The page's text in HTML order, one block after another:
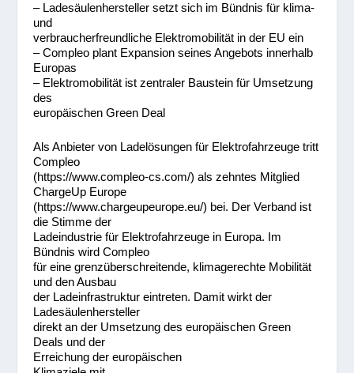
– Ladesäulenhersteller setzt sich im Bündnis für klima-
und
verbraucherfreundliche Elektromobilität in der EU ein
– Compleo plant Expansion seines Angebots innerhalb
Europas
– Elektromobilität ist zentraler Baustein für Umsetzung
des
europäischen Green Deal
Als Anbieter von Ladelösungen für Elektrofahrzeuge tritt
Compleo
(https://www.compleo-cs.com/) als zehntes Mitglied
ChargeUp Europe
(https://www.chargeupeurope.eu/) bei. Der Verband ist
die Stimme der
Ladeindustrie für Elektrofahrzeuge in Europa. Im
Bündnis wird Compleo
für eine grenzüberschreitende, klimagerechte Mobilität
und den Ausbau
der Ladeinfrastruktur eintreten. Damit wirkt der
Ladesäulenhersteller
direkt an der Umsetzung des europäischen Green
Deals und der
Erreichung der europäischen